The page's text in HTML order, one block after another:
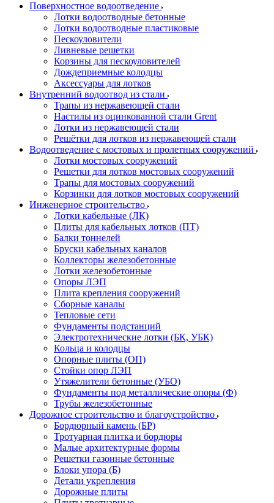
Поверхностное водоотведение
Лотки водоотводные бетонные
Лотки водоотводные пластиковые
Пескоуловители
Ливневые решетки
Корзины для пескоуловителей
Дождеприемные колодцы
Аксессуары для лотков
Внутренний водоотвод из стали
Трапы из нержавеющей стали
Настилы из оцинкованной стали Grent
Лотки из нержавеющей стали
Решётки для лотков из нержавеющей стали
Водоотведение с мостовых и пролетных сооружений
Лотки мостовых сооружений
Решетки для лотков мостовых сооружений
Трапы для мостовых сооружений
Корзинки для лотков мостовых сооружений
Инженерное строительство
Лотки кабельные (ЛК)
Плиты для кабельных лотков (ПТ)
Балки тоннелей
Бруски кабельных каналов
Коллекторы железобетонные
Лотки железобетонные
Опоры ЛЭП
Плита крепления сооружений
Сборные каналы
Тепловые сети
Фундаменты подстанций
Электротехнические лотки (БК, УБК)
Кольца и колодцы
Опорные плиты (ОП)
Стойки опор ЛЭП
Утяжелители бетонные (УБО)
Фундаменты под металлические опоры (Ф)
Трубы железобетонные
Дорожное строительство и благоустройство
Бордюрный камень (БР)
Тротуарная плитка и бордюры
Малые архитектурные формы
Решетки газонные бетонные
Блоки упора (Б)
Детали укрепления
Дорожные плиты